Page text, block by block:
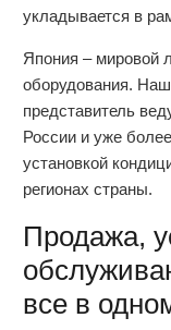
укладывается в
Япония – мировой
оборудования.
представитель
России и уже
установкой
регионах страны.
Продажа,
все в